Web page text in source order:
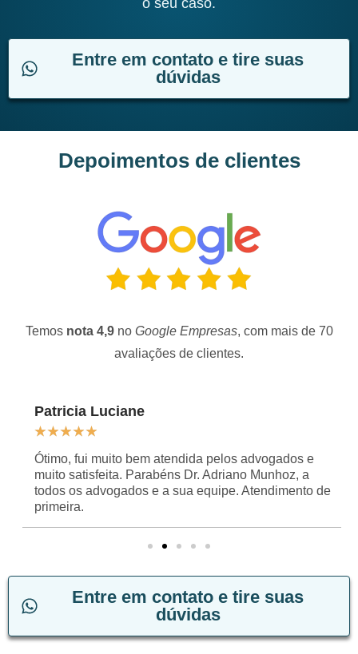
o seu caso.
Entre em contato e tire suas
dúvidas
Depoimentos de clientes
Temos nota 4,9 no Google Empresas, com mais de 70
avaliações de clientes.
Patricia Luciane
★★★★★
Ótimo, fui muito bem atendida pelos advogados e
muito satisfeita. Parabéns Dr. Adriano Munhoz, a
todos os advogados e a sua equipe. Atendimento de
primeira.
Entre em contato e tire suas
dúvidas